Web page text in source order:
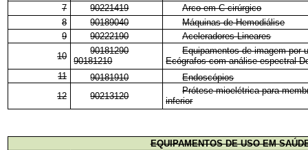
7
90221419
Arco em C cirúrgico
8
90189040
Máquinas de Hemodiálise
9
90222190
Aceleradores Lineares
10
90181290
90181210
Equipamentos de imagem por
Ecógrafos com análise espectral
11
90181910
Endoscópios
12
90213120
Prótese mioelétrica para
inferior
EQUIPAMENTOS DE USO EM